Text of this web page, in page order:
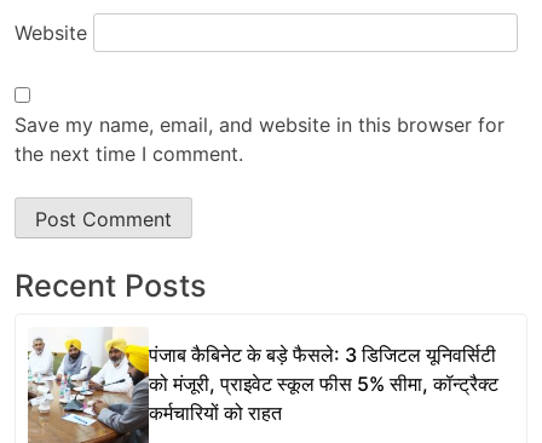
Website
Save my name, email, and website in this browser for
the next time I comment.
Recent Posts
पंजाब कैबिनेट के बड़े फैसले: 3 डिजिटल यूनिवर्सिटी
को मंजूरी, प्राइवेट स्कूल फीस 5% सीमा, कॉन्ट्रैक्ट
कर्मचारियों को राहत